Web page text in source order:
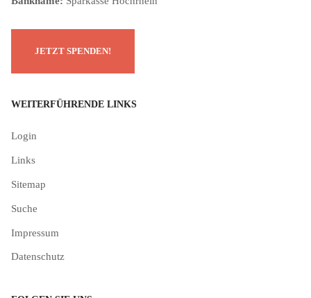
WEITERFÜHRENDE LINKS
Login
Links
Sitemap
Suche
Impressum
Datenschutz